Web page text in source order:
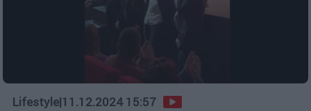
Lifestyle|11.12.2024 15:57